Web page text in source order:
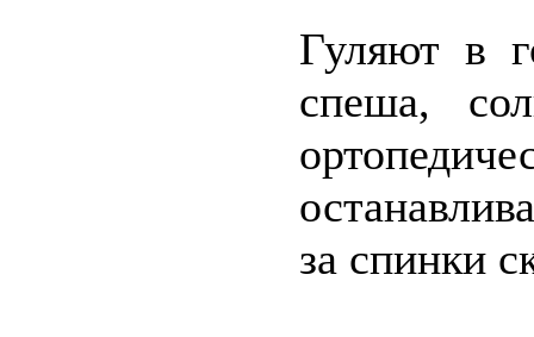
Гуляют в
спеша,
за спинки